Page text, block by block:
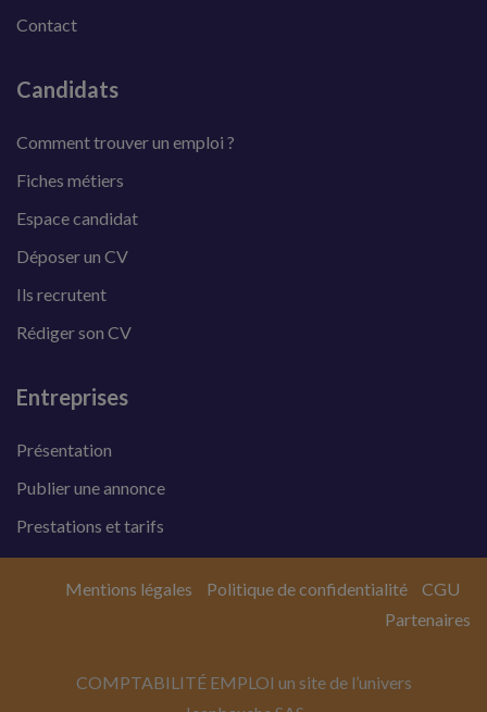
Contact
Candidats
Comment trouver un emploi ?
Fiches métiers
Espace candidat
Déposer un CV
Ils recrutent
Rédiger son CV
Entreprises
Présentation
Publier une annonce
Prestations et tarifs
COMPTABILITÉ EMPLOI un site de l’univers
Mentions légales Politique de confidentialité
CGU
Partenaires